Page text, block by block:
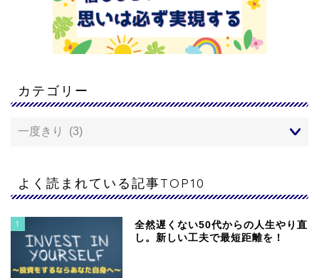
カテゴリー
よく読まれている記事TOP10
1
全然遅くない50代からの人生やり直
し。新しい工夫で最短距離を！